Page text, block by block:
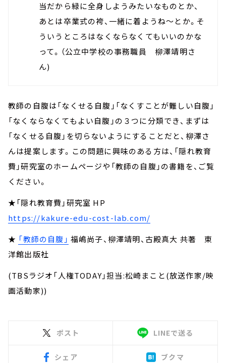
当だから緑に全身しようみたいなものとか、
あとは卒業式の袴、一緒に着ようね～とか。そ
ういうところはなくならなくてもいいのかな
って。（公立中学校の事務職員 柳澤靖明さ
ん)
教師の自腹は「なくせる自腹」「なくすことが難しい自腹」
「なくならなくてもよい自腹」の３つに分類でき、まずは
「なくせる自腹」を切らないようにすることだと、柳澤さ
んは提案します。この問題に興味のある方は、「隠れ教育
費」研究室のホームページや「教師の自腹」の書籍を、ご覧
ください。
★「隠れ教育費」研究室 HP
https://kakure-edu-cost-lab.com/
★ 「教師の自腹」 福嶋尚子、柳澤靖明、古殿真大 共著 東
洋館出版社
(TBSラジオ「人権TODAY」担当:松崎まこと(放送作家/映
画活動家))
ポスト LINEで送る
シェア ブクマ